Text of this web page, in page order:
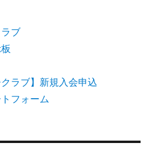
ブ
クラブ】新規入会申込
フォーム